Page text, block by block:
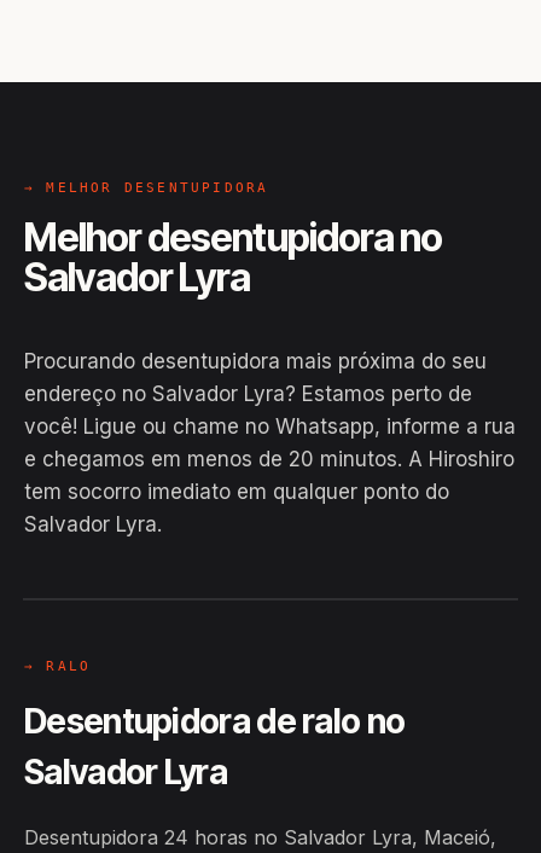
→ MELHOR DESENTUPIDORA
Melhor desentupidora no
Salvador Lyra
Procurando desentupidora mais próxima do seu
endereço no Salvador Lyra? Estamos perto de
você! Ligue ou chame no Whatsapp, informe a rua
e chegamos em menos de 20 minutos. A Hiroshiro
tem socorro imediato em qualquer ponto do
Salvador Lyra.
EM CAMPO
→ RALO
Desentupidora de ralo no
Salvador Lyra
Desentupidora 24 horas no Salvador Lyra, Maceió,